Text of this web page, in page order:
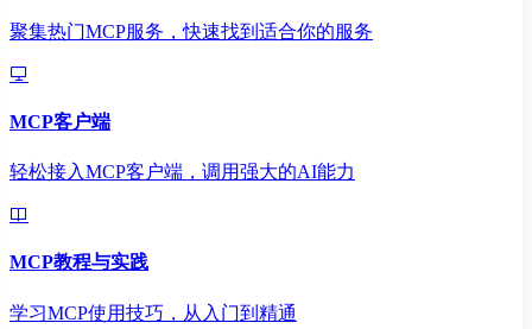
聚集热门MCP服务，快速找到适合你的服务
MCP客户端
轻松接入MCP客户端，调用强大的AI能力
MCP教程与实践
学习MCP使用技巧，从入门到精通